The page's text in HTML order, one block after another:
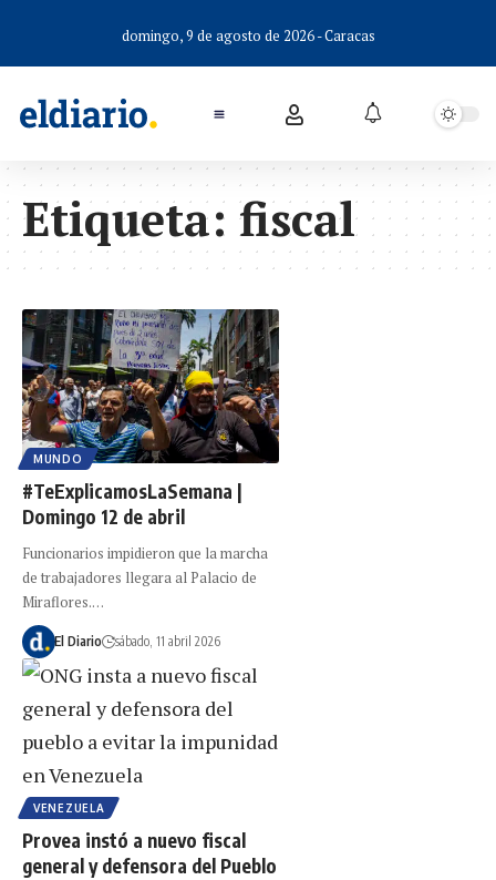
domingo, 9 de agosto de 2026 - Caracas
Etiqueta: fiscal
MUNDO
#TeExplicamosLaSemana |
Domingo 12 de abril
Funcionarios impidieron que la marcha
de trabajadores llegara al Palacio de
Miraflores.…
El Diario sábado, 11 abril 2026
VENEZUELA
Provea instó a nuevo fiscal
general y defensora del Pueblo